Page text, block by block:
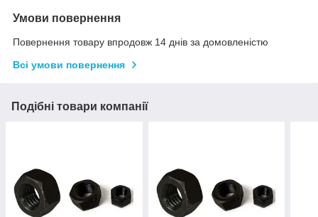
Умови повернення
Повернення товару впродовж 14 днів за домовленістю
Всі умови повернення
Подібні товари компанії